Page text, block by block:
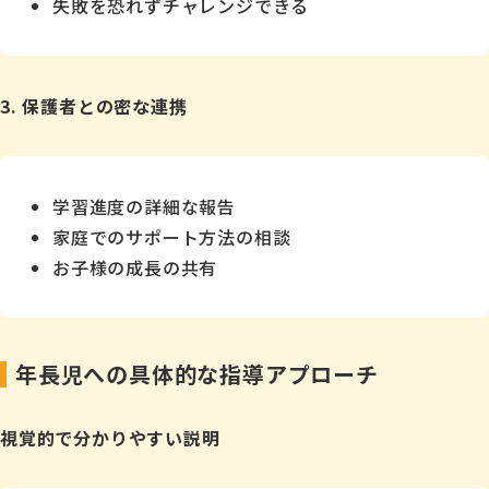
失敗を恐れずチャレンジできる
3. 保護者との密な連携
学習進度の詳細な報告
家庭でのサポート方法の相談
お子様の成長の共有
年長児への具体的な指導アプローチ
視覚的で分かりやすい説明